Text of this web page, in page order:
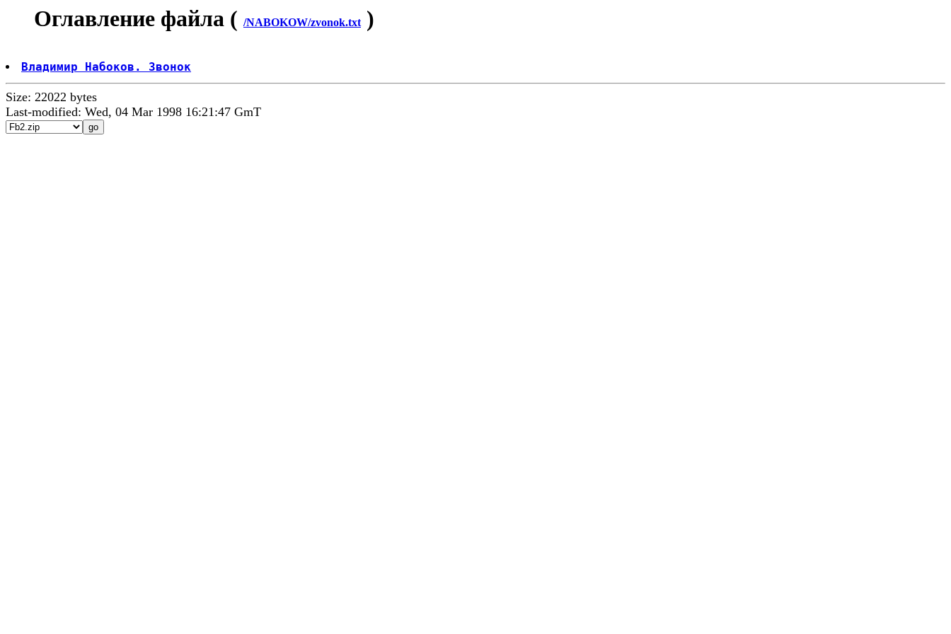
Оглавление файла ( /NABOKOW/zvonok.txt )
Владимир Набоков. Звонок
Size: 22022 bytes
Last-modified: Wed, 04 Mar 1998 16:21:47 GmT